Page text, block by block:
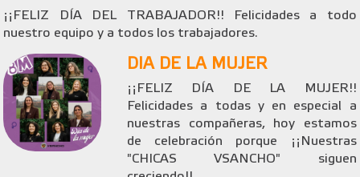
¡¡FELIZ DÍA DEL TRABAJADOR!! Felicidades a todo
nuestro equipo y a todos los trabajadores.
DIA DE LA MUJER
¡¡FELIZ DÍA DE LA MUJER!!
Felicidades a todas y en especial a
nuestras compañeras, hoy estamos
de celebración porque ¡¡Nuestras
"CHICAS VSANCHO" siguen